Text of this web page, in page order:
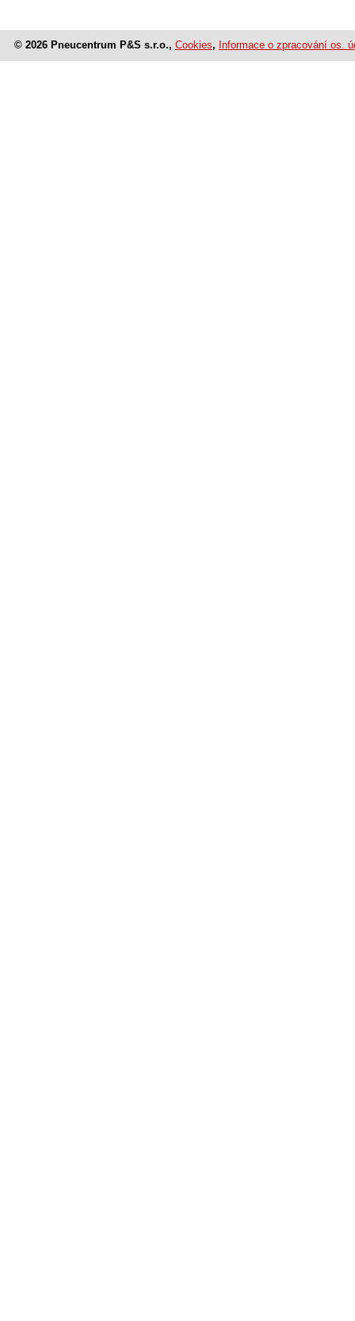
© 2026 Pneucentrum P&S s.r.o., Cookies, Informace o zpracování os.